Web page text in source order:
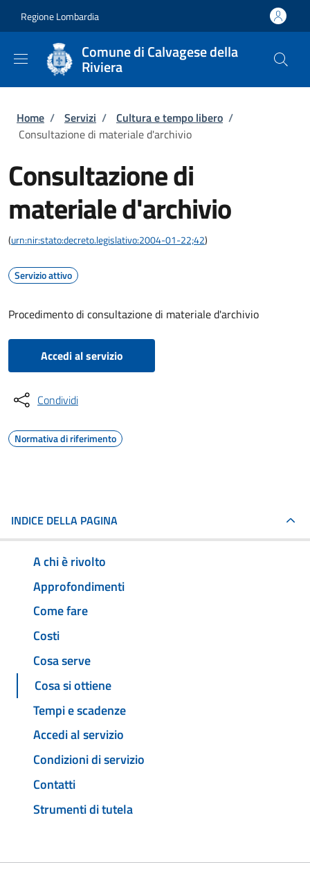
Regione Lombardia
Comune di Calvagese della
Riviera
Briciole di pane
Home / Servizi / Cultura e tempo libero /
Consultazione di materiale d'archivio
Consultazione di
materiale d'archivio
(urn:nir:stato:decreto.legislativo:2004-01-22;42)
Servizio attivo
Procedimento di consultazione di materiale d'archivio
Accedi al servizio
Condividi
Normativa di riferimento
INDICE DELLA PAGINA
A chi è rivolto
Approfondimenti
Come fare
Costi
Cosa serve
Cosa si ottiene
Tempi e scadenze
Accedi al servizio
Condizioni di servizio
Contatti
Strumenti di tutela